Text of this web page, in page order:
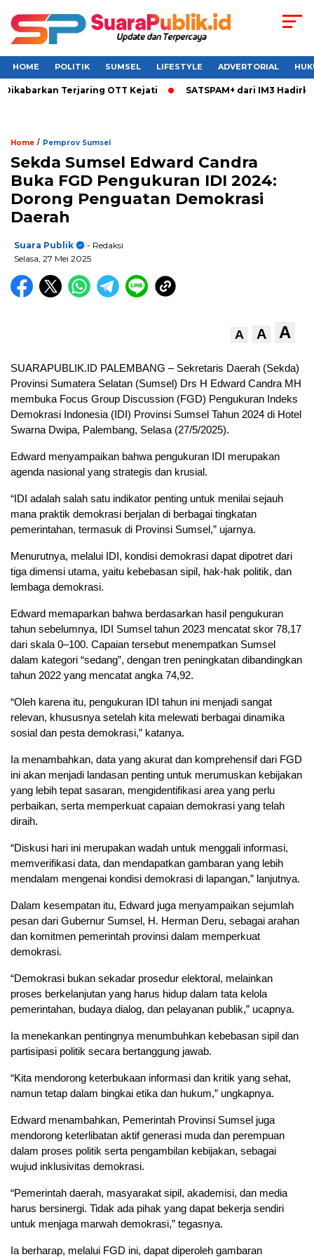
HOME POLITIK SUMSEL LIFESTYLE ADVERTORIAL
Terjaring OTT Kejati SATSPAM+ dari IM3
Home / Pemprov Sumsel
Sekda Sumsel Edward Candra
Buka FGD Pengukuran IDI 2024:
Dorong Penguatan Demokrasi
Daerah
Suara Publik
- Redaksi
Selasa, 27 Mei 2025
A A A
SUARAPUBLIK.ID PALEMBANG – Sekretaris Daerah (Sekda)
Provinsi Sumatera Selatan (Sumsel) Drs H Edward Candra MH
membuka Focus Group Discussion (FGD) Pengukuran Indeks
Demokrasi Indonesia (IDI) Provinsi Sumsel Tahun 2024 di Hotel
Swarna Dwipa, Palembang, Selasa (27/5/2025).
Edward menyampaikan bahwa pengukuran IDI merupakan
agenda nasional yang strategis dan krusial.
“IDI adalah salah satu indikator penting untuk menilai sejauh
mana praktik demokrasi berjalan di berbagai tingkatan
pemerintahan, termasuk di Provinsi Sumsel,” ujarnya.
Menurutnya, melalui IDI, kondisi demokrasi dapat dipotret dari
tiga dimensi utama, yaitu kebebasan sipil, hak-hak politik, dan
lembaga demokrasi.
Edward memaparkan bahwa berdasarkan hasil pengukuran
tahun sebelumnya, IDI Sumsel tahun 2023 mencatat skor 78,17
dari skala 0–100. Capaian tersebut menempatkan Sumsel
dalam kategori “sedang”, dengan tren peningkatan dibandingkan
tahun 2022 yang mencatat angka 74,92.
“Oleh karena itu, pengukuran IDI tahun ini menjadi sangat
relevan, khususnya setelah kita melewati berbagai dinamika
sosial dan pesta demokrasi,” katanya.
Ia menambahkan, data yang akurat dan komprehensif dari FGD
ini akan menjadi landasan penting untuk merumuskan kebijakan
yang lebih tepat sasaran, mengidentifikasi area yang perlu
perbaikan, serta memperkuat capaian demokrasi yang telah
diraih.
“Diskusi hari ini merupakan wadah untuk menggali informasi,
memverifikasi data, dan mendapatkan gambaran yang lebih
mendalam mengenai kondisi demokrasi di lapangan,” lanjutnya.
Dalam kesempatan itu, Edward juga menyampaikan sejumlah
pesan dari Gubernur Sumsel, H. Herman Deru, sebagai arahan
dan komitmen pemerintah provinsi dalam memperkuat
demokrasi.
“Demokrasi bukan sekadar prosedur elektoral, melainkan
proses berkelanjutan yang harus hidup dalam tata kelola
pemerintahan, budaya dialog, dan pelayanan publik,” ucapnya.
Ia menekankan pentingnya menumbuhkan kebebasan sipil dan
partisipasi politik secara bertanggung jawab.
“Kita mendorong keterbukaan informasi dan kritik yang sehat,
namun tetap dalam bingkai etika dan hukum,” ungkapnya.
Edward menambahkan, Pemerintah Provinsi Sumsel juga
mendorong keterlibatan aktif generasi muda dan perempuan
dalam proses politik serta pengambilan kebijakan, sebagai
wujud inklusivitas demokrasi.
“Pemerintah daerah, masyarakat sipil, akademisi, dan media
harus bersinergi. Tidak ada pihak yang dapat bekerja sendiri
untuk menjaga marwah demokrasi,” tegasnya.
Ia berharap, melalui FGD ini, dapat diperoleh gambaran